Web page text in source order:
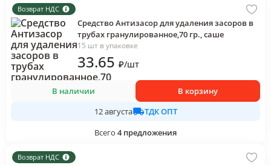
Возврат НДС
Средство Антизасор для удаления засоров в
трубах гранулированное,70 гр., саше
15 шт в упаковке
33.65 ₽/шт
В наличии
В корзину
12 августа
ТДК ОПТ
Всего 4 предложения
Возврат НДС